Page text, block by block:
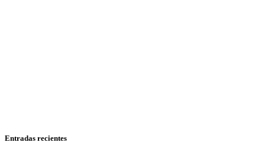
Entradas recientes